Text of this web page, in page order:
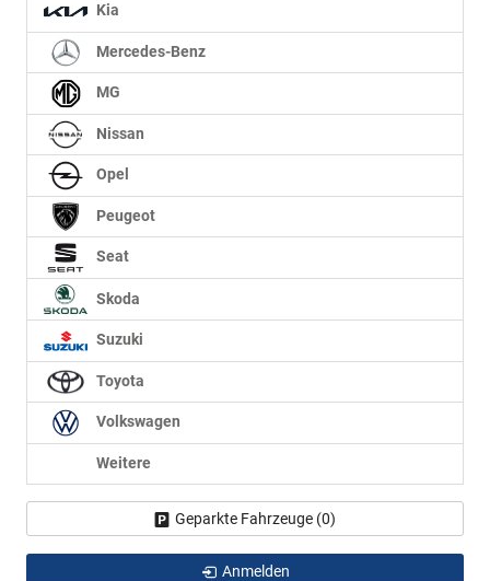
Kia
Mercedes-Benz
MG
Nissan
Opel
Peugeot
Seat
Skoda
Suzuki
Toyota
Volkswagen
Weitere
Geparkte Fahrzeuge (0)
Anmelden